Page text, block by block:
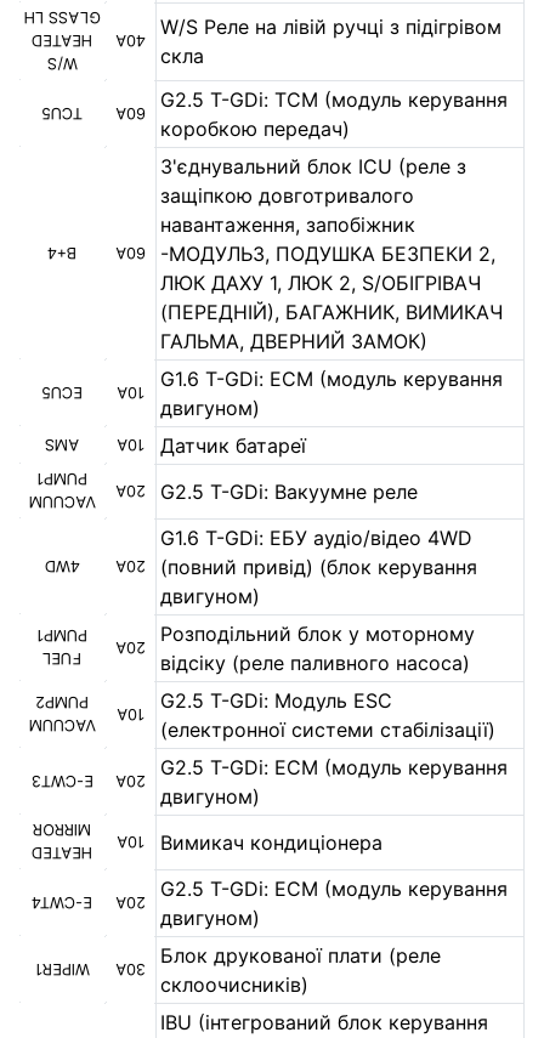
W/S
HEATED
GLASS LH
40A
W/S Реле на лівій ручці з підігрівом
скла
TCU5 60A
G2.5 T-GDi: TCM (модуль керування
коробкою передач)
B+4 60A
З'єднувальний блок ICU (реле з
защіпкою довготривалого
навантаження, запобіжник
-МОДУЛЬ3, ПОДУШКА БЕЗПЕКИ 2,
ЛЮК ДАХУ 1, ЛЮК 2, S/ОБІГРІВАЧ
(ПЕРЕДНІЙ), БАГАЖНИК, ВИМИКАЧ
ГАЛЬМА, ДВЕРНИЙ ЗАМОК)
ECU5 10A
G1.6 T-GDi: ECM (модуль керування
двигуном)
AMS 10A Датчик батареї
VACUUM
PUMP1
20A G2.5 T-GDi: Вакуумне реле
4WD 20A
G1.6 T-GDi: ЕБУ аудіо/відео 4WD
(повний привід) (блок керування
двигуном)
FUEL
PUMP1
20A
Розподільний блок у моторному
відсіку (реле паливного насоса)
VACUUM
PUMP2
10A
G2.5 T-GDi: Модуль ESC
(електронної системи стабілізації)
E-CWT3 20A
G2.5 T-GDi: ECM (модуль керування
двигуном)
HEATED
MIRROR
10A Вимикач кондиціонера
E-CWT4 20A
G2.5 T-GDi: ECM (модуль керування
двигуном)
WIPER1 30A
Блок друкованої плати (реле
склоочисників)
IBU (інтегрований блок керування